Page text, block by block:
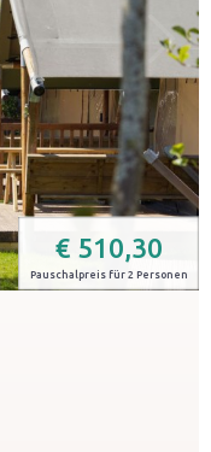
€ 510,30
Pauschalpreis für 2 Personen